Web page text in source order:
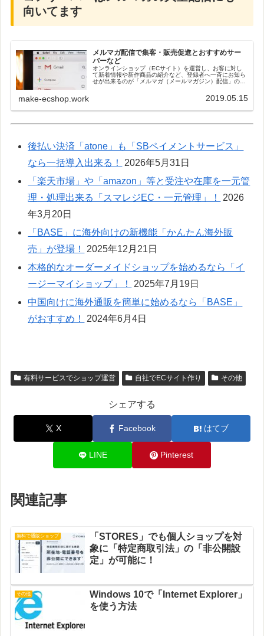
向いてます
メルマガ配信で集客・販売促進とおすすめサー
バーなど
オンラインショップ（ECサイト）を運営し、お客に対し
て新着情報や新作商品の紹介など、登録者へ一斉にお知ら
せが出来るのが「メルマガ（メールマガジン）配信」のメ
make-ecshop.work 2019.05.15
後払い決済「atone」も「SBペイメントサービス」
なら一括導入出来る！
2026年5月31日
「楽天市場」や「amazon」等と受注や在庫を一元管
理・処理出来る「スマレジEC・一元管理」！
2026
年3月20日
「BASE」に海外向けの新機能「かんたん海外販
売」が登場！
2025年12月21日
本格的なオーダーメイドショップを始めるなら「イ
ージーマイショップ」！
2025年7月19日
中国向けに海外通販を簡単に始めるなら「BASE」
がおすすめ！
2024年6月4日
有料サービスでショップ運営 自社でECサイト作り その他
シェアする
X Facebook はてブ
LINE Pinterest
関連記事
無料で通販ショップ
「STORES」でも個人ショップを対
象に「特定商取引法」の「非公開設
定」が可能に！
その他
Windows 10で「Internet Explorer」
を使う方法